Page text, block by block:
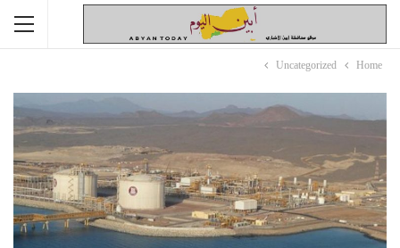
Home
Uncategorized